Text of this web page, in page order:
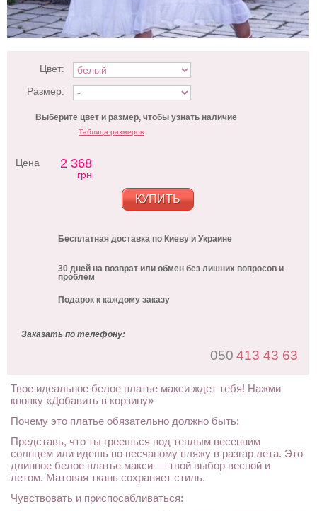
Цвет:
Размер:
Выберите цвет и размер, чтобы узнать наличие
Таблица размеров
Цена 2 368
грн
КУПИТЬ
Бесплатная доставка по Киеву и Украине
30 дней на возврат или обмен без лишних вопросов и
проблем
Подарок к каждому заказу
Заказать по телефону:
050 413 43 63
Твое идеальное белое платье макси ждет тебя! Нажми
кнопку «Добавить в корзину»
Почему это платье обязательно должно быть:
Представь, что ты греешься под теплым весенним
солнцем или идешь по песчаному пляжу в разгар лета. Это
длинное белое платье макси — твой выбор весной и
летом. Матовая ткань сохраняет стиль.
Чувствовать и приспосабливаться: